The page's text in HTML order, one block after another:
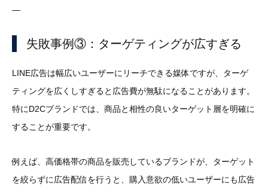
—
失敗事例③：ターゲティングが広すぎる
LINE広告は幅広いユーザーにリーチできる媒体ですが、ターゲ
ティングを広くしすぎると広告費が無駄になることがあります。
特にD2Cブランドでは、商品と相性の良いターゲット層を明確に
することが重要です。
例えば、高価格帯の商品を販売しているブランドが、ターゲット
を絞らずに広告配信を行うと、購入意欲の低いユーザーにも広告